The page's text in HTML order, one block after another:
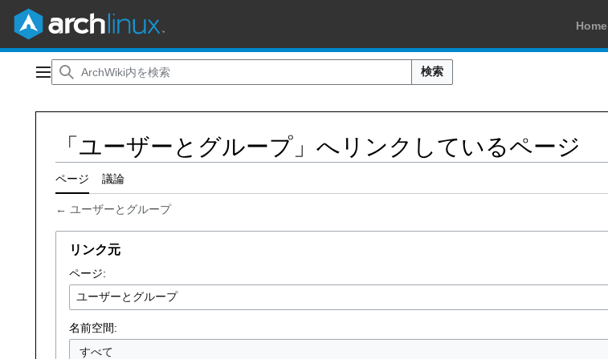
Home
メインメニュー 検索
「ユーザーとグループ」へリンクしているページ
ページ 議論
← ユーザーとグループ
リンク元
ページ:
名前空間:
すべて